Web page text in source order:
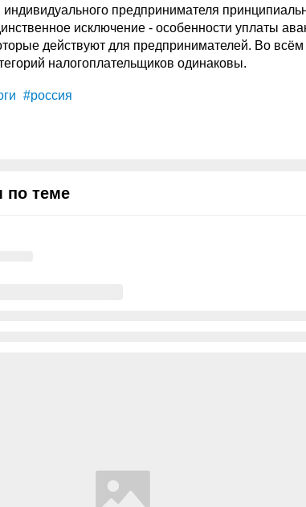
предпринимателя
исключение - особенности уплаты
действуют для предпринимателей. Во всём
налогоплательщиков одинаковы.
#россия
по теме